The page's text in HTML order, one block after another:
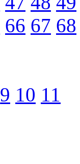
66 67 68
9 10 11